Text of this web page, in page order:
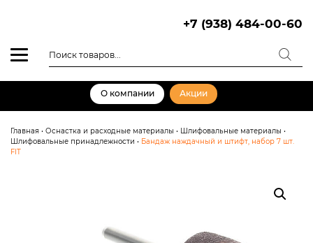
+7 (938) 484-00-60
товаров
О компании Акции
Главная • Оснастка и расходные материалы • Шлифовальные материалы •
Шлифовальные принадлежности • Бандаж наждачный и штифт, набор 7 шт.
FIT